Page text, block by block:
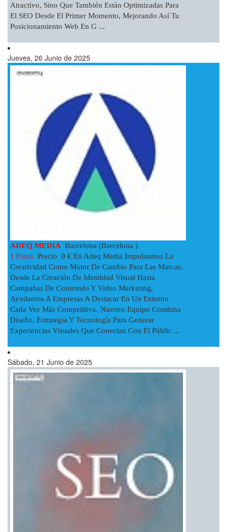
Atractivo, Sino Que También Están Optimizadas Para
El SEO Desde El Primer Momento, Mejorando Así Tu
Posicionamiento Web En G ...
Jueves, 26 Junio de 2025
ADEQ MEDIA Barcelona (Barcelona )
1 Fotos Precio 0 € En Adeq Media Impulsamos La
Creatividad Como Motor De Cambio Para Las Marcas.
Desde La Creación De Identidad Visual Hasta
Campañas De Contenido Y Video Marketing,
Ayudamos A Empresas A Destacar En Un Entorno
Cada Vez Más Competitivo. Nuestro Equipo Combina
Diseño, Estrategia Y Tecnología Para Generar
Experiencias Visuales Que Conectan Con El Públic ...
Sábado, 21 Junio de 2025